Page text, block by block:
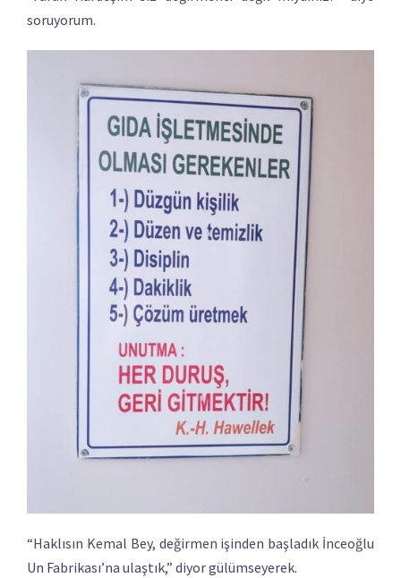
soruyorum.
“Haklısın Kemal Bey, değirmen işinden başladık İnceoğlu
Un Fabrikası’na ulaştık,” diyor gülümseyerek.